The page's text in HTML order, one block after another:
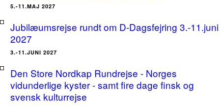
5.-11.MAJ 2027
Jubilæumsrejse rundt om D-Dagsfejring 3.-11.juni
2027
3.-11.JUNI 2027
Den Store Nordkap Rundrejse - Norges
vidunderlige kyster - samt fire dage finsk og
svensk kulturrejse